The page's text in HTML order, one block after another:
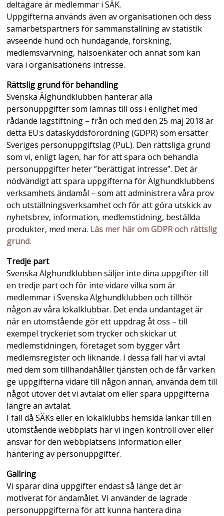
deltagare är medlemmar i SÄK.
Uppgifterna används även av organisationen och dess
samarbetspartners för sammanställning av statistik
avseende hund och hundägande, forskning,
medlemsvärvning, hälsoenkäter och annat som kan
vara i organisationens intresse.
Rättslig grund för behandling
Svenska Älghundklubben hanterar alla
personuppgifter som lämnas till oss i enlighet med
rådande lagstiftning – från och med den 25 maj 2018 är
detta EU:s dataskyddsförordning (GDPR) som ersätter
Sveriges personuppgiftslag (PuL). Den rättsliga grund
som vi, enligt lagen, har för att spara och behandla
personuppgifter heter ”berättigat intresse”. Det är
nödvändigt att spara uppgifterna för Älghundklubbens
verksamhets ändamål – som att administrera våra prov
och utställningsverksamhet och för att göra utskick av
nyhetsbrev, information, medlemstidning, beställda
produkter, med mera. Läs mer här om GDPR och rättslig
grund.
Tredje part
Svenska Älghundklubben säljer inte dina uppgifter till
en tredje part och för inte vidare vilka som är
medlemmar i Svenska Älghundklubben och tillhör
någon av våra lokalklubbar. Det enda undantaget är
när en utomstående gör ett uppdrag åt oss – till
exempel tryckeriet som trycker och skickar ut
medlemstidningen, företaget som bygger vårt
medlemsregister och liknande. I dessa fall har vi avtal
med dem som tillhandahåller tjänsten och de får varken
ge uppgifterna vidare till någon annan, använda dem till
något utöver det vi avtalat om eller spara uppgifterna
längre än avtalat.
I fall då SÄKs eller en lokalklubbs hemsida länkar till en
utomstående webbplats har vi ingen kontroll över eller
ansvar för den webbplatsens information eller
hantering av personuppgifter.
Gallring
Vi sparar dina uppgifter endast så länge det är
motiverat för ändamålet. Vi använder de lagrade
personuppgifterna för att kunna hantera dina